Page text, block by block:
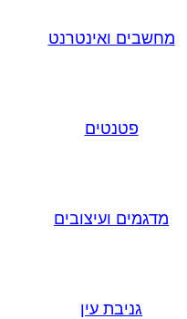
מחשבים ואינטרנט
פטנטים
מדגמים ועיצובים
גניבת עין